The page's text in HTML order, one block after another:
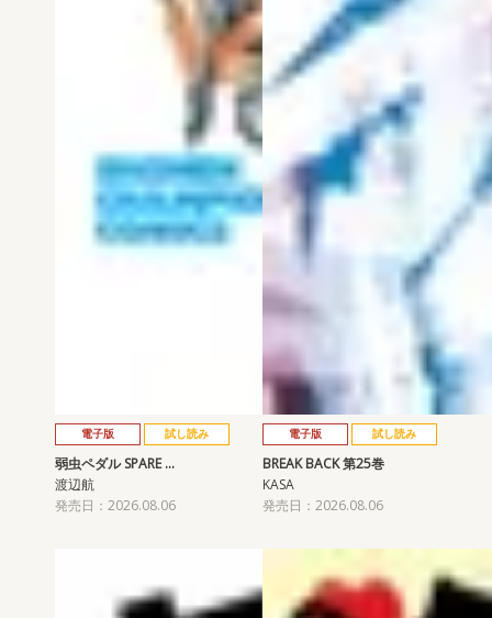
電子版 試し読み
弱虫ペダル SPARE …
渡辺航
発売日：2026.08.06
電子版 試し読み
BREAK BACK 第25巻
KASA
発売日：2026.08.06